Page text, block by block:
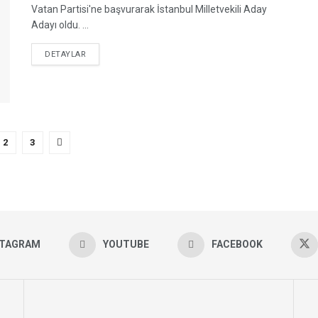
Vatan Partisi'ne başvurarak İstanbul Milletvekili Aday
Adayı oldu. ...
DETAYLAR
2 3
YOUTUBE FACEBOOK